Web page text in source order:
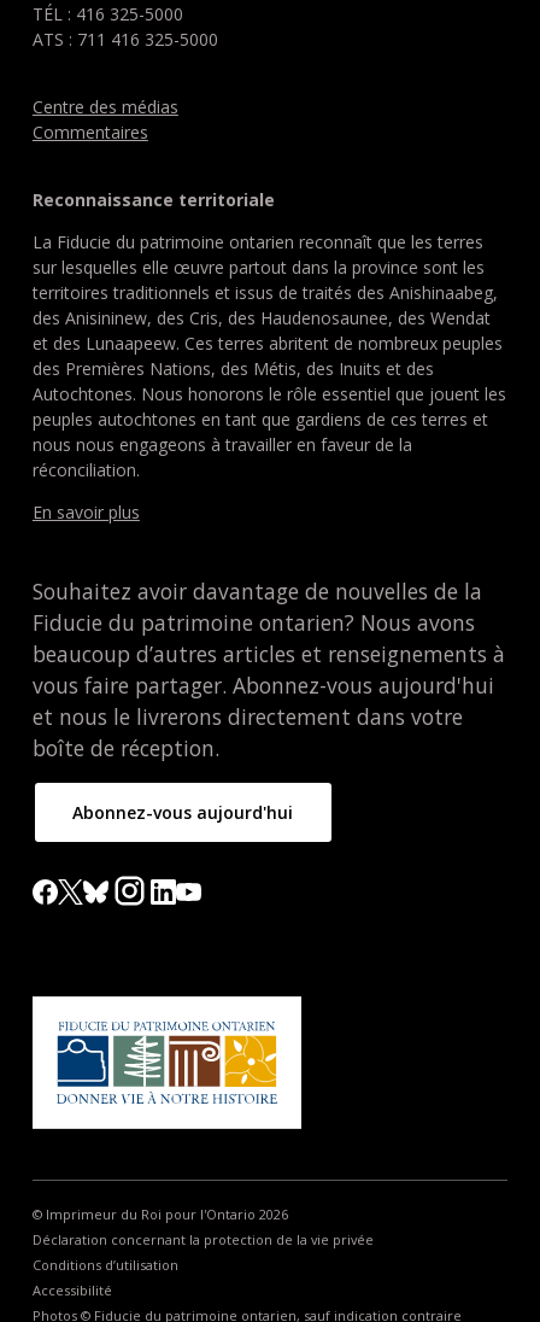
TÉL : 416 325-5000
ATS : 711 416 325-5000
Centre des médias
Commentaires
Reconnaissance territoriale
La Fiducie du patrimoine ontarien reconnaît que les terres
sur lesquelles elle œuvre partout dans la province sont les
territoires traditionnels et issus de traités des Anishinaabeg,
des Anisininew, des Cris, des Haudenosaunee, des Wendat
et des Lunaapeew. Ces terres abritent de nombreux peuples
des Premières Nations, des Métis, des Inuits et des
Autochtones. Nous honorons le rôle essentiel que jouent les
peuples autochtones en tant que gardiens de ces terres et
nous nous engageons à travailler en faveur de la
réconciliation.
En savoir plus
Souhaitez avoir davantage de nouvelles de la
Fiducie du patrimoine ontarien? Nous avons
beaucoup d’autres articles et renseignements à
vous faire partager. Abonnez-vous aujourd'hui
et nous le livrerons directement dans votre
boîte de réception.
Abonnez-vous aujourd'hui
© Imprimeur du Roi pour l'Ontario 2026
Déclaration concernant la protection de la vie privée
Conditions d’utilisation
Accessibilité
Photos © Fiducie du patrimoine ontarien, sauf indication contraire